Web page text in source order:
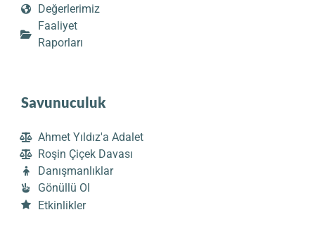
Değerlerimiz
Faaliyet
Raporları
Savunuculuk
Ahmet Yıldız'a Adalet
Roşin Çiçek Davası
Danışmanlıklar
Gönüllü Ol
Etkinlikler